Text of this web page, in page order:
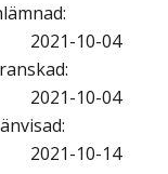
:
2021-10-04
:
2021-10-04
:
2021-10-14